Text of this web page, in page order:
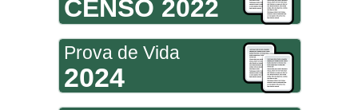
CENSO 2022
Prova de Vida
2024